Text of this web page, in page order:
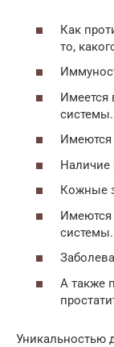
Как
то,
Имеется
системы.
Имеются
Наличие
Кожные
Имеются
системы.
А также
Уникальностью